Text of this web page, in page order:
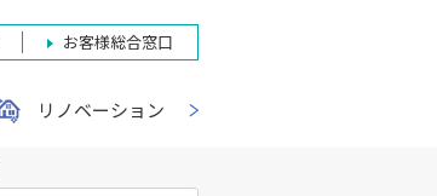
お客様総合窓口
リノベーション